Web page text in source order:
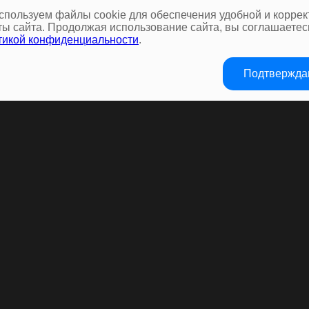
файлы cookie для обеспечения удобной и
сайта. Продолжая использование сайта, вы
конфиденциальности.